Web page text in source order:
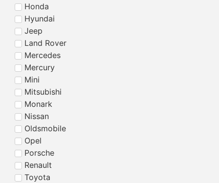
Honda
Hyundai
Jeep
Land Rover
Mercedes
Mercury
Mini
Mitsubishi
Monark
Nissan
Oldsmobile
Opel
Porsche
Renault
Toyota